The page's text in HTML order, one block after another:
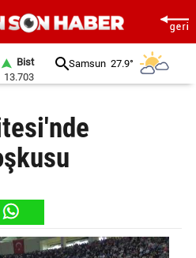
Bist
13.703
Samsun 27.9°